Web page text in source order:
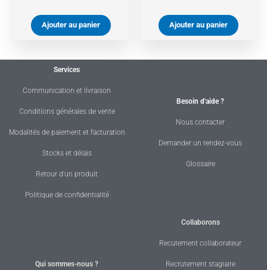
Ajouter au panier Ajouter au panier
Services
Communication et livraison
Conditions générales de vente
Modalités de paiement et facturation
Stocks et délais
Retour d'un produit
Politique de confidentialité
Besoin d'aide ?
Nous contacter
Demander un rendez-vous
Glossaire
Qui sommes-nous ?
Collaborons
Recutement collaborateur
Recrutement stagiaire